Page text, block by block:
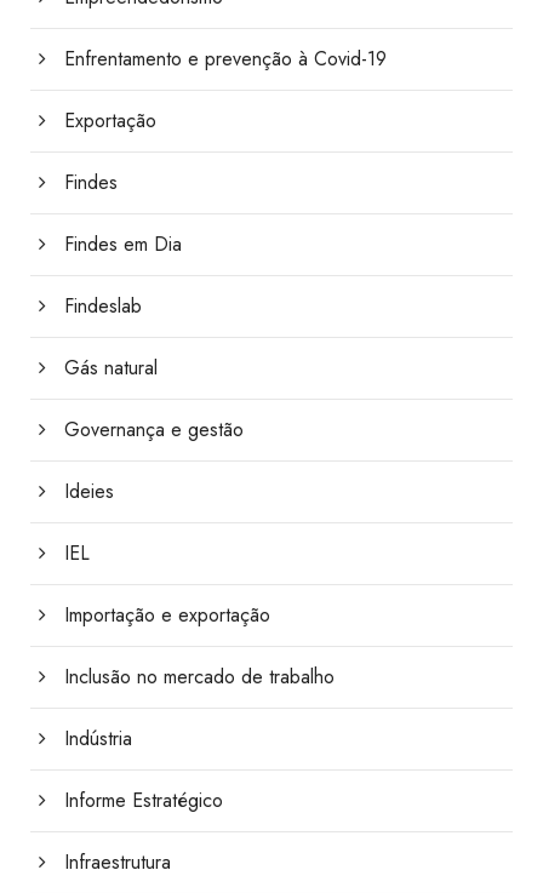
Enfrentamento e prevenção à Covid-19
Exportação
Findes
Findes em Dia
Findeslab
Gás natural
Governança e gestão
Ideies
IEL
Importação e exportação
Inclusão no mercado de trabalho
Indústria
Informe Estratégico
Infraestrutura